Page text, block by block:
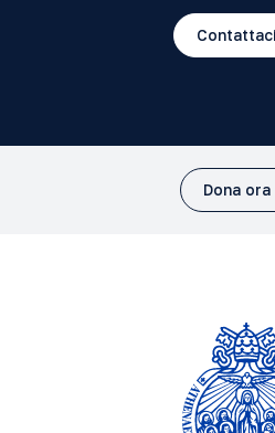
Contattaci
Dona ora